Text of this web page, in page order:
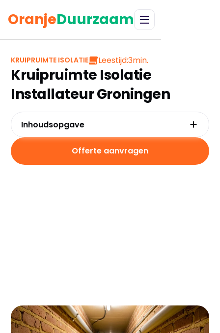
OranjeDuurzaam
KRUIPRUIMTE ISOLATIE Leestijd:3min.
Kruipruimte Isolatie
Installateur Groningen
Inhoudsopgave
Groningen?
Wat kost een installateur in Groningen?
Offerte aanvragen